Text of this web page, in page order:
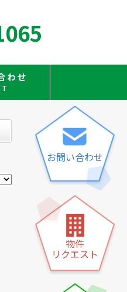
わせ
お問い合わせ
物件
リクエスト